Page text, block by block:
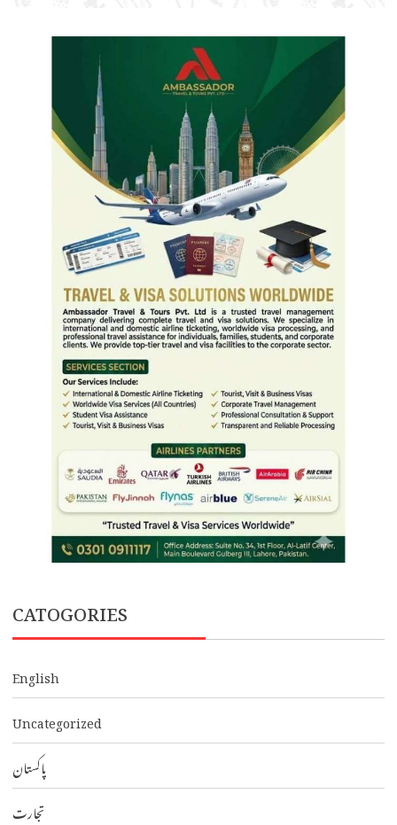
CATOGORIES
English
Uncategorized
پاکستان
تجارت